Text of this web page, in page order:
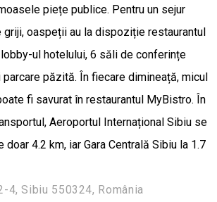
piețe publice. Pentru un sejur
oaspeții au la dispoziție restaurantul
ul hotelului, 6 săli de conferințe
păzită. În fiecare dimineață, micul
fi savurat în restaurantul MyBistro. În
Aeroportul Internațional Sibiu se
4.2 km, iar Gara Centrală Sibiu la 1.7
4, Sibiu 550324, România